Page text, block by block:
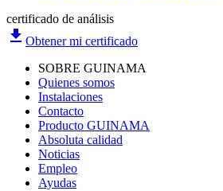
certificado de análisis
file_download Obtener mi certificado
SOBRE GUINAMA
Quienes somos
Instalaciones
Contacto
Producto GUINAMA
Absoluta calidad
Noticias
Empleo
Ayudas